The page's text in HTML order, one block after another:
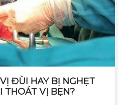
ĐÙI HAY BỊ NGHẸT
THOÁT VỊ BẸN?